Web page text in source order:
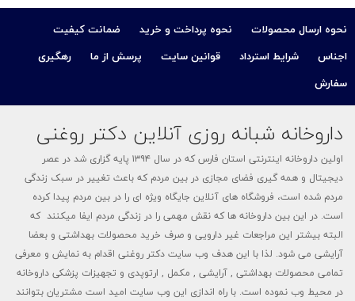
نحوه ارسال محصولات نحوه پرداخت و خرید
ضمانت کیفیت
اجناس
شرایط استرداد قوانین سایت پرسش از ما
رهگیری
سفارش
داروخانه شبانه روزی آنلاین دکتر روغنی
اولین داروخانه اینترنتی استان فارس که در سال ۱۳۹۴ پایه گزاری شد در عصر
دیجیتال و همه گیری فضای مجازی در بین مردم که باعث تغییر در سبک زندگی
مردم شده است، فروشگاه های آنلاین جایگاه ویژه ای را در بین مردم پیدا کرده
است. در این بین داروخانه ها که نقش مهمی را در زندگی مردم ایفا میکنند که
البته بیشتر این مراجعات غیر دارویی و صرف خرید محصولات بهداشتی و بعضا
آرایشی می شود. لذا با این هدف وب سایت دکتر روغنی اقدام به نمایش و معرفی
تمامی محصولات بهداشتی , آرایشی , مکمل , ارتوپدی و تجهیزات پزشکی داروخانه
در محیط وب نموده است. با راه اندازی این وب سایت امید است مشتریان بتوانند